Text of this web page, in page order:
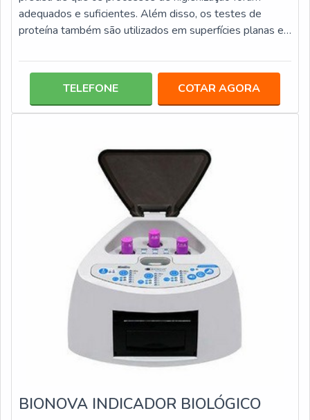
adequados e suficientes. Além disso, os testes de
proteína também são utilizados em superfícies planas e
como automatizada. Este tipo de teste é aplicado em
ou sem lúmen; Endoscópios; Articulações; Cavidades.De
alta eficácia, esta modalidade de teste é capacitada para
TELEFONE COTAR AGORA
BIONOVA INDICADOR BIOLÓGICO